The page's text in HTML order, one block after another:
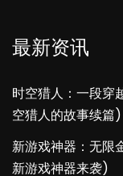
最新资讯
时空猎人：一段穿
空猎人的故事续篇)
新游戏神器：无限
新游戏神器来袭)